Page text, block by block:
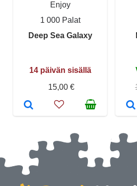
Enjoy
1 000 Palat
Deep Sea Galaxy
14 päivän sisällä
15,00 €